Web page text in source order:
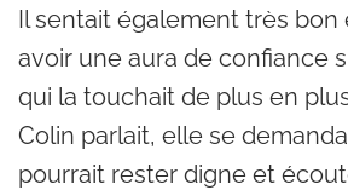
Il sentait également très bon
avoir une aura de confiance
qui la touchait de plus en
Colin parlait, elle se
pourrait rester digne et